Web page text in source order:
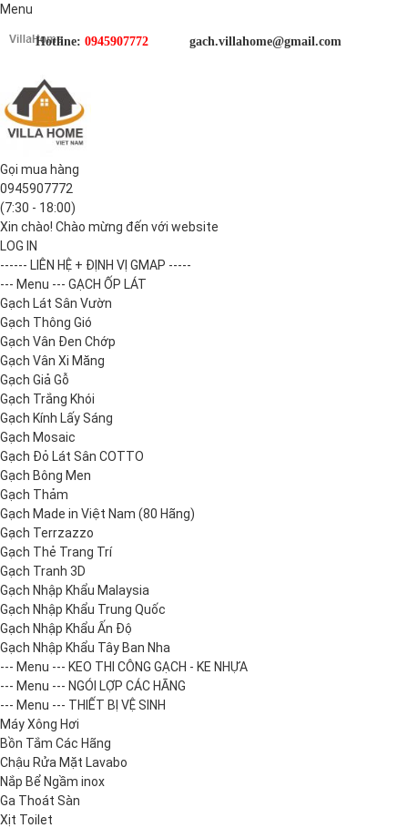
Menu
Hotline: 0945907772 gach.villahome@gmail.com
Gọi mua hàng
0945907772
(7:30 - 18:00)
Xin chào! Chào mừng đến với website
LOG IN
------ LIÊN HỆ + ĐỊNH VỊ GMAP -----
--- Menu --- GẠCH ỐP LÁT
Gạch Lát Sân Vườn
Gạch Thông Gió
Gạch Vân Đen Chớp
Gạch Vân Xi Măng
Gạch Giả Gỗ
Gạch Trắng Khói
Gạch Kính Lấy Sáng
Gạch Mosaic
Gạch Đỏ Lát Sân COTTO
Gạch Bông Men
Gạch Thảm
Gạch Made in Việt Nam (80 Hãng)
Gạch Terrzazzo
Gạch Thẻ Trang Trí
Gạch Tranh 3D
Gạch Nhập Khẩu Malaysia
Gạch Nhập Khẩu Trung Quốc
Gạch Nhập Khẩu Ấn Độ
Gạch Nhập Khẩu Tây Ban Nha
--- Menu --- KEO THI CÔNG GẠCH - KE NHỰA
--- Menu --- NGÓI LỢP CÁC HÃNG
--- Menu --- THIẾT BỊ VỆ SINH
Máy Xông Hơi
Bồn Tắm Các Hãng
Chậu Rửa Mặt Lavabo
Nắp Bể Ngầm inox
Ga Thoát Sàn
Xịt Toilet